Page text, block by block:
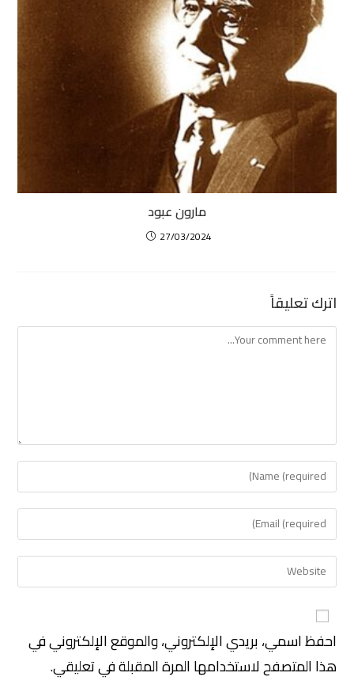
مارون عبود
27/03/2024
اترك تعليقاً
احفظ اسمي، بريدي الإلكتروني، والموقع الإلكتروني في
هذا المتصفح لاستخدامها المرة المقبلة في تعليقي.